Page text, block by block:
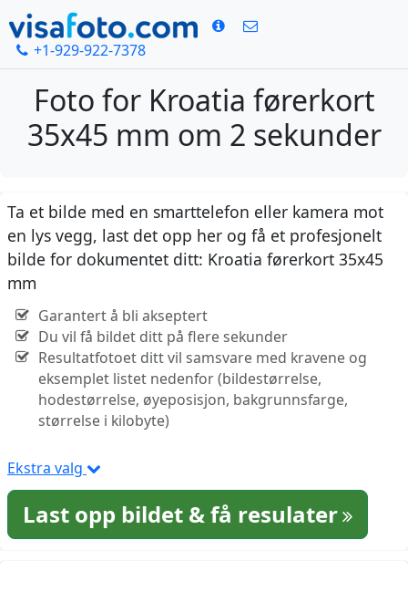
+1-929-922-7378
Foto for Kroatia førerkort
35x45 mm om 2 sekunder
Ta et bilde med en smarttelefon eller kamera mot
en lys vegg, last det opp her og få et profesjonelt
bilde for dokumentet ditt: Kroatia førerkort 35x45
mm
Garantert å bli akseptert
Du vil få bildet ditt på flere sekunder
Resultatfotoet ditt vil samsvare med kravene og
eksemplet listet nedenfor (bildestørrelse,
hodestørrelse, øyeposisjon, bakgrunnsfarge,
størrelse i kilobyte)
Ekstra valg
Last opp bildet & få resulater